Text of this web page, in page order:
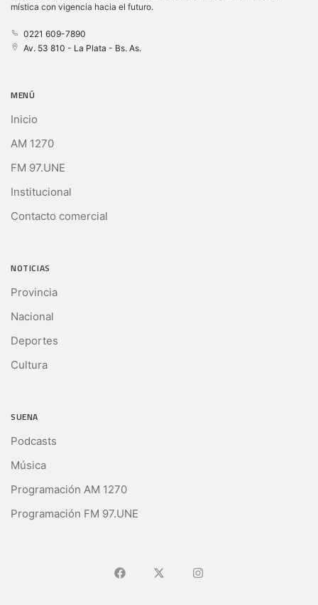
mística con vigencia hacia el futuro.
0221 609-7890
Av. 53 810 - La Plata - Bs. As.
MENÚ
Inicio
AM 1270
FM 97.UNE
Institucional
Contacto comercial
NOTICIAS
Provincia
Nacional
Deportes
Cultura
SUENA
Podcasts
Música
Programación AM 1270
Programación FM 97.UNE
Ir a FacebookIr a X (Ex-Twitter)
Ir a